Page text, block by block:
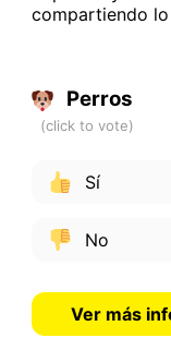
compartiendo
Perros
Sí
No
Ver más